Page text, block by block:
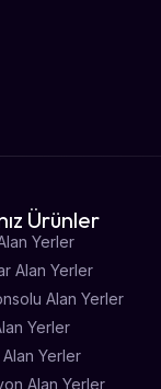
Ürünler
Yerler
Alan Yerler
Alan Yerler
Yerler
Yerler
Alan Yerler